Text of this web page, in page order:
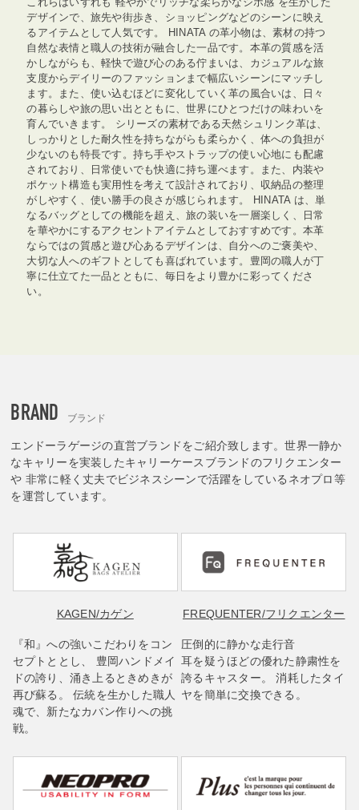
デザインで、旅先や街歩き、ショッピングなどのシーンに映え
るアイテムとして人気です。 HINATA の革小物は、素材の持つ
自然な表情と職人の技術が融合した一品です。本革の質感を活
かしながらも、軽快で遊び心のある佇まいは、カジュアルな旅
支度からデイリーのファッションまで幅広いシーンにマッチし
ます。また、使い込むほどに変化していく革の風合いは、日々
の暮らしや旅の思い出とともに、世界にひとつだけの味わいを
育んでいきます。 シリーズの素材である天然シュリンク革は、
しっかりとした耐久性を持ちながらも柔らかく、体への負担が
少ないのも特長です。持ち手やストラップの使い心地にも配慮
されており、日常使いでも快適に持ち運べます。また、内装や
ポケット構造も実用性を考えて設計されており、収納品の整理
がしやすく、使い勝手の良さが感じられます。 HINATA は、単
なるバッグとしての機能を超え、旅の装いを一層楽しく、日常
を華やかにするアクセントアイテムとしておすすめです。本革
ならではの質感と遊び心あるデザインは、自分へのご褒美や、
大切な人へのギフトとしても喜ばれています。豊岡の職人が丁
寧に仕立てた一品とともに、毎日をより豊かに彩ってくださ
い。
BRAND ブランド
エンドーラゲージの直営ブランドをご紹介致します。世界一静か
なキャリーを実装したキャリーケースブランドのフリクエンター
や 非常に軽く丈夫でビジネスシーンで活躍をしているネオプロ等
を運営しています。
KAGEN/カゲン
『和』への強いこだわりをコン
セプトととし、 豊岡ハンドメイ
ドの誇り、涌き上るときめきが
再び蘇る。 伝統を生かした職人
魂で、新たなカバン作りへの挑
戦。
FREQUENTER/フリクエンター
圧倒的に静かな走行音
耳を疑うほどの優れた静粛性を
誇るキャスター。 消耗したタイ
ヤを簡単に交換できる。